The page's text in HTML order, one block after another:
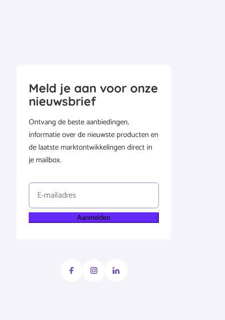
Meld je aan voor onze
nieuwsbrief
Ontvang de beste aanbiedingen,
informatie over de nieuwste producten en
de laatste marktontwikkelingen direct in
je mailbox.
mailadres
Aanmelden